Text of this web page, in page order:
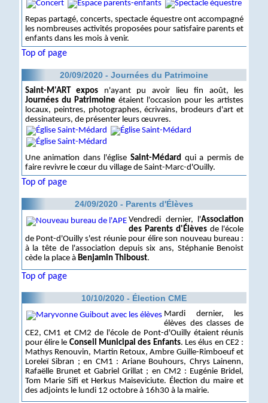
Repas partagé, concerts, spectacle équestre ont accompagné
les nombreuses activités proposées pour satisfaire parents et
enfants dans les mois à venir.
Top of page
20/09/2020 - Journées du Patrimoine
Saint-M'ART expos n'ayant pu avoir lieu fin août, les
Journées du Patrimoine étaient l'occasion pour les artistes
locaux, peintres, photographes, écrivains, brodeurs d'art et
dessinateurs, de présenter leurs œuvres.
Une animation dans l'église Saint-Médard qui a permis de
faire revivre le cœur du village de Saint-Marc-d'Ouilly.
Top of page
24/09/2020 - Parents d'Élèves
Vendredi dernier, l'Association
des Parents d'Élèvesde l'école
de Pont-d'Ouilly s'est réunie pour élire son nouveau bureau :
à la tête de l'association depuis six ans, Stéphanie Benoist
cède la place à Benjamin Thiboust.
Top of page
10/10/2020 - Élection CME
Mardi dernier, les
élèves des classes de
CE2, CM1 et CM2 de l'école de Pont-d'Ouilly étaient réunis
pour élire le Conseil Municipal des Enfants. Les élus en CE2 :
Mathys Renouvin, Martin Retoux, Ambre Guille-Rimboeuf et
Loreleï Sibran ; en CM1 : Ariane Bouhours, Chrys Lainenn,
Rafaëlle Brunet et Gabriel Grillat ; en CM2 : Eugénie Bridel,
Tom Marie Sifi et Herkus Maiseviciute. Élection du maire et
des adjoints le lundi 12 octobre à 16h30 à la mairie.